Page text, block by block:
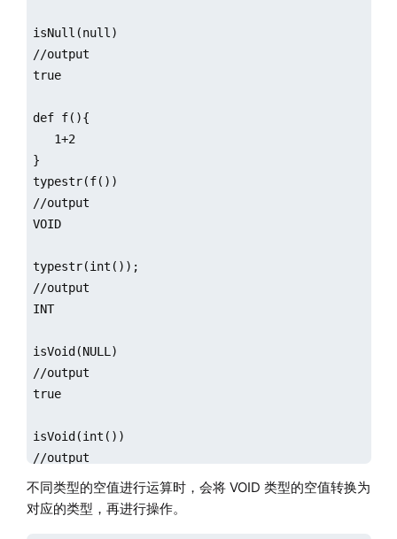
isNull(null)
//output
true
def f(){
   1+2
}
typestr(f())
//output
VOID
typestr(int());
//output
INT
isVoid(NULL)
//output
true
isVoid(int())
//output
false
不同类型的空值进行运算时，会将 VOID 类型的空值转换为
对应的类型，再进行操作。